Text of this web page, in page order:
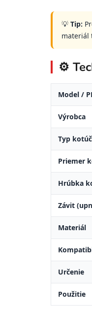
💡 Tip:
materiál
⚙️
Model /
Výrobca
Typ
Priemer
Hrúbka
Závit
Materiál
Určenie
Použitie